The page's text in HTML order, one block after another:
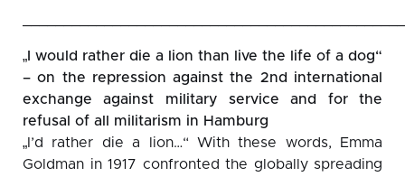
„I would rather die a lion than live the life of a dog“
– on the repression against the 2nd international
exchange against military service and for the
refusal of all militarism in Hamburg
„I’d rather die a lion…“ With these words, Emma
Goldman in 1917 confronted the globally spreading